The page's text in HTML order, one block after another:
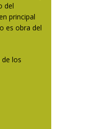
del
principal
es obra del
los